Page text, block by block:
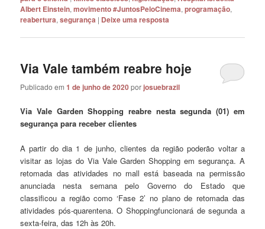
Albert Einstein,movimento #JuntosPeloCinema,programação,
reabertura,segurança | Deixe uma resposta
Via Vale também reabre hoje
Publicado em1 de junho de 2020porjosuebrazil
Via Vale Garden Shopping reabre nesta segunda (01) em
segurança para receber clientes
A partir do dia 1 de junho, clientes da região poderão voltar a
visitar as lojas do Via Vale Garden Shopping em segurança. A
retomada das atividades no mall está baseada na permissão
anunciada nesta semana pelo Governo do Estado que
classificou a região como ‘Fase 2’ no plano de retomada das
atividades pós-quarentena. O Shoppingfuncionará de segunda a
sexta-feira, das 12h às 20h.